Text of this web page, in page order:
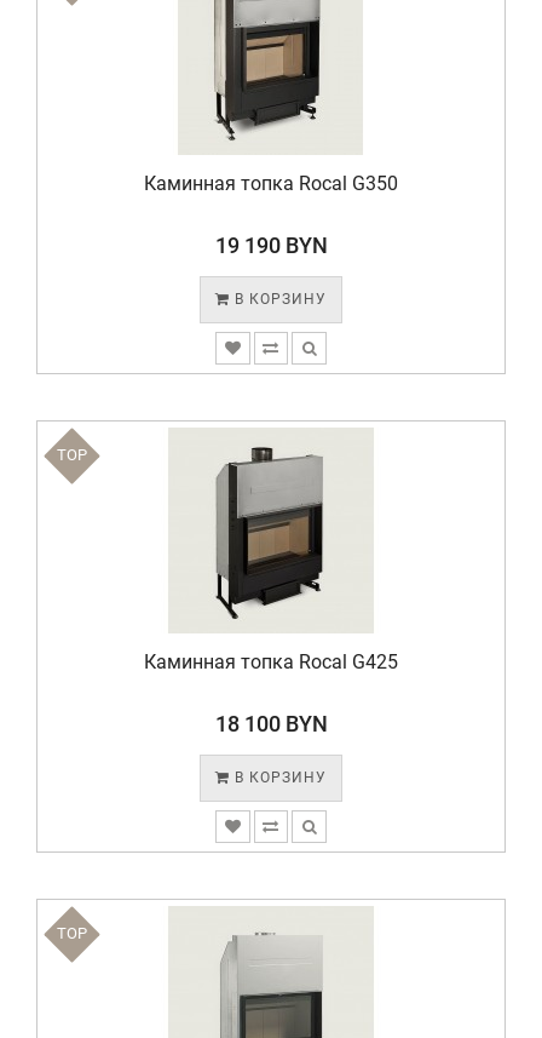
Каминная топка Rocal G350
19 190 BYN
В КОРЗИНУ
TOP
Каминная топка Rocal G425
18 100 BYN
В КОРЗИНУ
TOP